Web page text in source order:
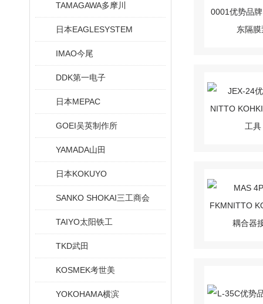
TAMAGAWA多摩川
日本EAGLESYSTEM
IMAO今尾
DDK第一电子
日本MEPAC
GOEI吴英制作所
YAMADA山田
日本KOKUYO
SANKO SHOKAI三工商会
TAIYO太阳铁工
TKD武田
KOSMEK考世美
YOKOHAMA横滨